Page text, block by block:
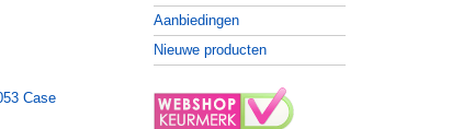
Aanbiedingen
Nieuwe producten